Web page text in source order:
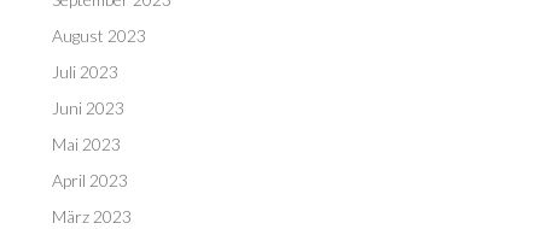
August 2023
Juli 2023
Juni 2023
Mai 2023
April 2023
März 2023